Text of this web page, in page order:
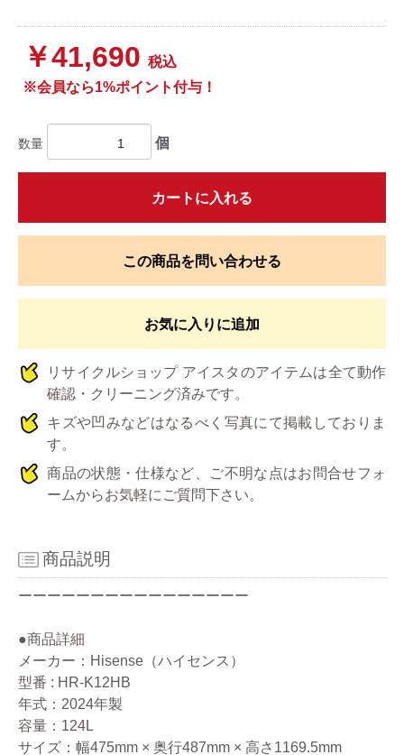
￥41,690 税込
※会員なら1%ポイント付与！
数量 個
カートに入れる
この商品を問い合わせる
お気に入りに追加
リサイクルショップ アイスタのアイテムは全て動作
確認・クリーニング済みです。
キズや凹みなどはなるべく写真にて掲載しておりま
す。
商品の状態・仕様など、ご不明な点はお問合せフォ
ームからお気軽にご質問下さい。
商品説明
ーーーーーーーーーーーーーーーー
●商品詳細
メーカー：Hisense（ハイセンス）
型番 : HR-K12HB
年式：2024年製
容量：124L
サイズ：幅475mm × 奥行487mm × 高さ1169.5mm